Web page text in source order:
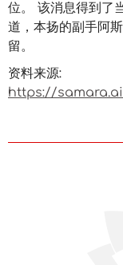
位。 该消息得到了
道，本扬的副手阿
留。
资料来源:
https://